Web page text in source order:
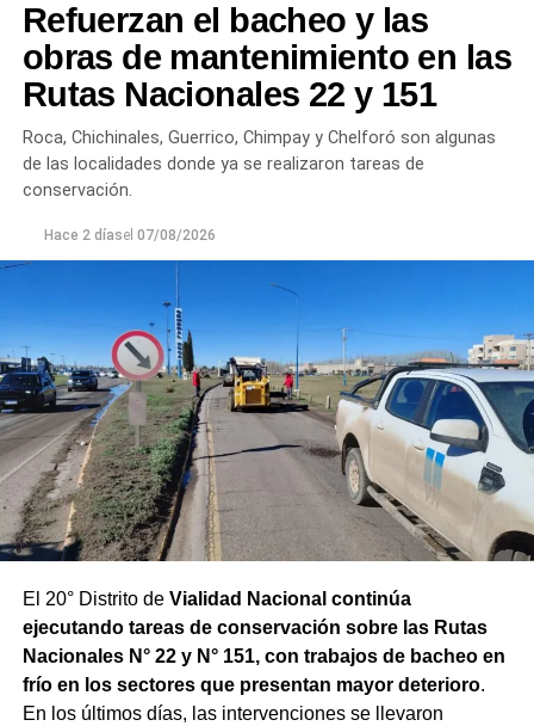
Refuerzan el bacheo y las
obras de mantenimiento en las
Rutas Nacionales 22 y 151
Roca, Chichinales, Guerrico, Chimpay y Chelforó son algunas
de las localidades donde ya se realizaron tareas de
conservación.
Hace 2 díasel 07/08/2026
El 20° Distrito de Vialidad Nacional continúa
ejecutando tareas de conservación sobre las Rutas
Nacionales N° 22 y N° 151, con trabajos de bacheo en
frío en los sectores que presentan mayor deterioro.
En los últimos días, las intervenciones se llevaron